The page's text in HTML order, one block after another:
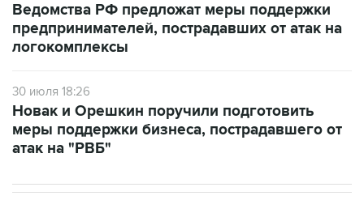
Ведомства РФ предложат меры поддержки
предпринимателей, пострадавших от атак на
логокомплексы
30 июля 18:26
Новак и Орешкин поручили подготовить
меры поддержки бизнеса, пострадавшего от
атак на "РВБ"